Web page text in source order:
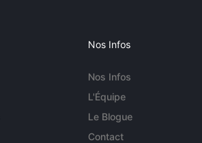
Nos Infos
Nos Infos
L'Équipe
Le Blogue
Contact